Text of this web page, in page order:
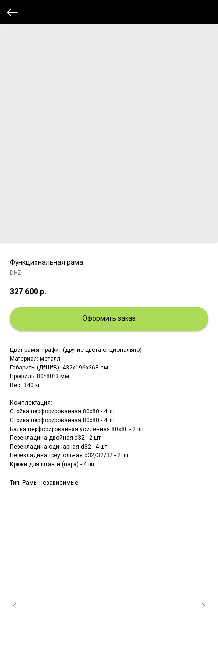
Функциональная рама
DHZ
327 600 р.
Оформить заказ
Цвет рамы: графит (другие цвета опционально)
Материал: металл
Габариты (Д*Ш*В): 432х196х368 см
Профиль: 80*80*3 мм
Вес: 340 кг
Комплектация:
Стойка перфорированная 80х80 - 4 шт
Стойка перфорированная 80х80 - 4 шт
Балка перфорированная усиленная 80х80 - 2 шт
Перекладина двойная d32 - 2 шт
Перекладина одинарная d32 - 4 шт
Перекладина треугольная d32/32/32 - 2 шт
Крюки для штанги (пара) - 4 шт
Тип: Рамы независимые